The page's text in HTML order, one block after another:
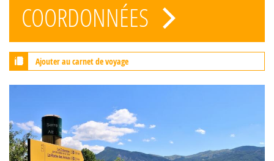
COORDONNÉES
Ajouter au carnet de voyage